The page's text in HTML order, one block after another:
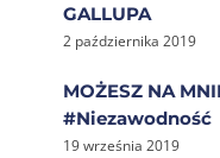
GALLUPA
2 października 2019
MOŻESZ NA
#Niezawodność
19 września 2019